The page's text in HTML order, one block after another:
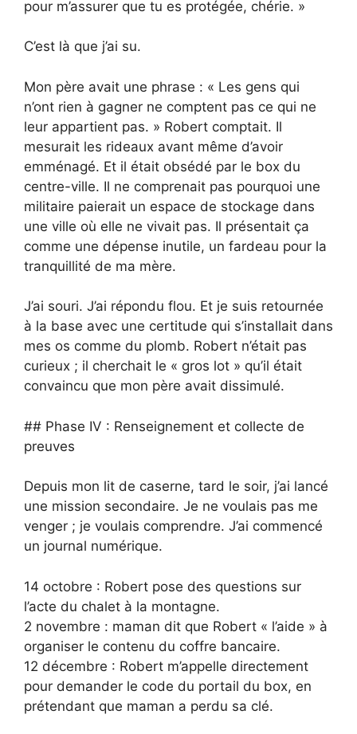
pour m’assurer que tu es protégée, chérie. »
C’est là que j’ai su.
Mon père avait une phrase : « Les gens qui
n’ont rien à gagner ne comptent pas ce qui ne
leur appartient pas. » Robert comptait. Il
mesurait les rideaux avant même d’avoir
emménagé. Et il était obsédé par le box du
centre-ville. Il ne comprenait pas pourquoi une
militaire paierait un espace de stockage dans
une ville où elle ne vivait pas. Il présentait ça
comme une dépense inutile, un fardeau pour la
tranquillité de ma mère.
J’ai souri. J’ai répondu flou. Et je suis retournée
à la base avec une certitude qui s’installait dans
mes os comme du plomb. Robert n’était pas
curieux ; il cherchait le « gros lot » qu’il était
convaincu que mon père avait dissimulé.
## Phase IV : Renseignement et collecte de
preuves
Depuis mon lit de caserne, tard le soir, j’ai lancé
une mission secondaire. Je ne voulais pas me
venger ; je voulais comprendre. J’ai commencé
un journal numérique.
14 octobre : Robert pose des questions sur
l’acte du chalet à la montagne.
2 novembre : maman dit que Robert « l’aide » à
organiser le contenu du coffre bancaire.
12 décembre : Robert m’appelle directement
pour demander le code du portail du box, en
prétendant que maman a perdu sa clé.